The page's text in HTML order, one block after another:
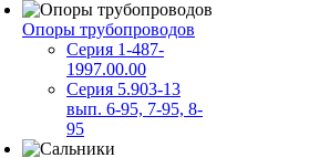
Опоры трубопроводов
Серия 1-487-
1997.00.00
Серия 5.903-13
вып. 6-95, 7-95, 8-
95